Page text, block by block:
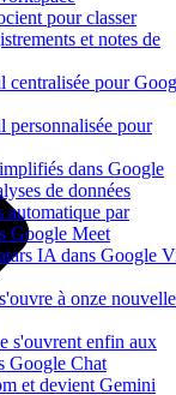
pour classer
et notes de
centralisée pour
personnalisée pour
dans Google
de données
automatique par
Google Meet
IA dans Google
à onze
s'ouvrent enfin aux
Google Chat
et devient Gemini